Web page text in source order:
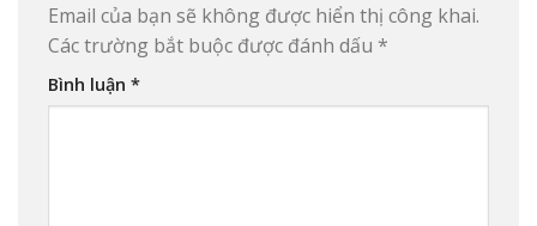
Email của bạn sẽ không được hiển thị công khai.
Các trường bắt buộc được đánh dấu *
Bình luận *